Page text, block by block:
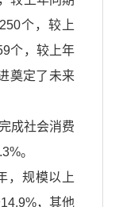
个，较上
个，较上年
奠定了未来
成社会消费
。
，规模以上
，其他